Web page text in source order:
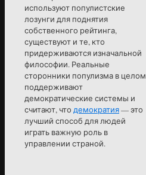
используют популистские
лозунги для поднятия
собственного рейтинга,
существуют и те, кто
придерживаются изначальной
философии. Реальные
сторонники популизма в целом
поддерживают
демократические системы и
считают, что демократия— это
лучший способ для людей
играть важную роль в
управлении страной.